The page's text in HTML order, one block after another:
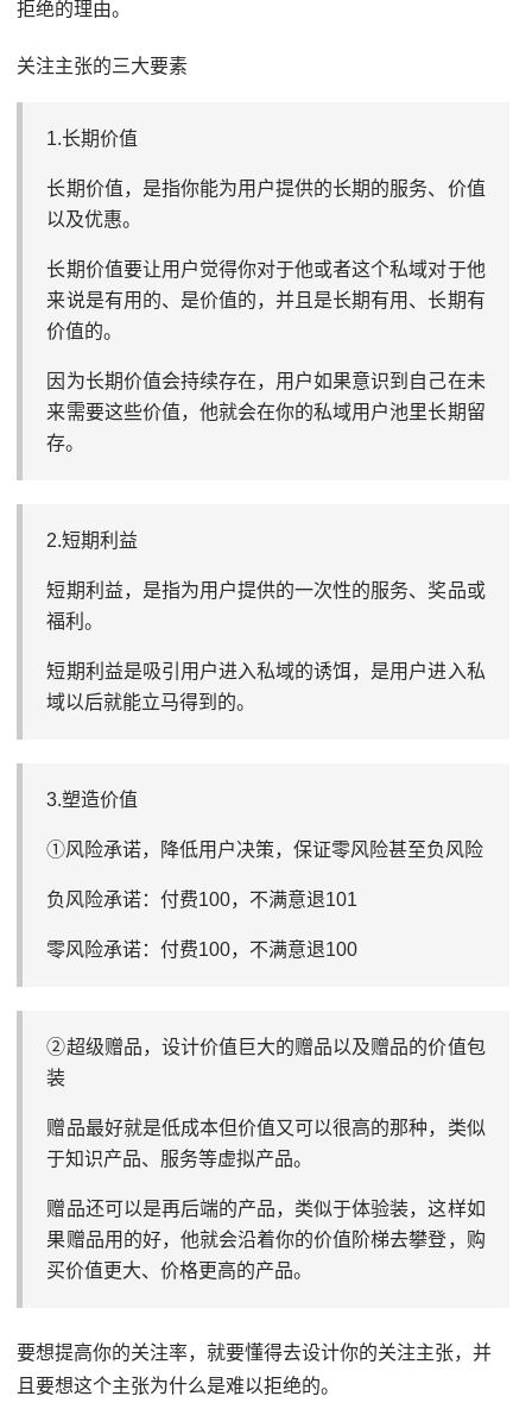
拒绝的理由。
关注主张的三大要素
1.长期价值
长期价值，是指你能为用户提供的长期的服务、价值
以及优惠。
长期价值要让用户觉得你对于他或者这个私域对于他
来说是有用的、是价值的，并且是长期有用、长期有
价值的。
因为长期价值会持续存在，用户如果意识到自己在未
来需要这些价值，他就会在你的私域用户池里长期留
存。
2.短期利益
短期利益，是指为用户提供的一次性的服务、奖品或
福利。
短期利益是吸引用户进入私域的诱饵，是用户进入私
域以后就能立马得到的。
3.塑造价值
①风险承诺，降低用户决策，保证零风险甚至负风险
负风险承诺：付费100，不满意退101
零风险承诺：付费100，不满意退100
②超级赠品，设计价值巨大的赠品以及赠品的价值包
装
赠品最好就是低成本但价值又可以很高的那种，类似
于知识产品、服务等虚拟产品。
赠品还可以是再后端的产品，类似于体验装，这样如
果赠品用的好，他就会沿着你的价值阶梯去攀登，购
买价值更大、价格更高的产品。
要想提高你的关注率，就要懂得去设计你的关注主张，并
且要想这个主张为什么是难以拒绝的。